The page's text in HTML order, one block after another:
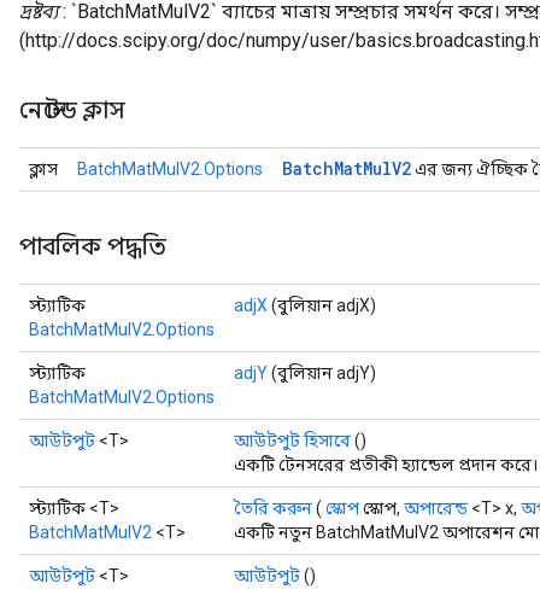
দ্রষ্টব্য: `BatchMatMulV2` ব্যাচের মাত্রায় সম্প্রচার সমর্থন করে।
(http://docs.scipy.org/doc/numpy/user/
নেস্টেড ক্লাস
ক্লাস BatchMatMulV2.Options BatchMatMulV2এর জন্য ঐচ্ছিক
পাবলিক পদ্ধতি
স্ট্যাটিক
BatchMatMulV2.Options
adjX (বুলিয়ান adjX)
স্ট্যাটিক
BatchMatMulV2.Options
adjY(বুলিয়ান adjY)
আউটপুট <T> আউটপুট হিসাবে()
একটি টেনসরের প্রতীকী হ্যান্ডেল প্রদান করে।
স্ট্যাটিক <T>
BatchMatMulV2 <T>
তৈরি করুন( স্কোপস্কোপ, অপারেন্ড <T> x,
একটি নতুন BatchMatMulV2 অপারেশন
আউটপুট <T> আউটপুট()